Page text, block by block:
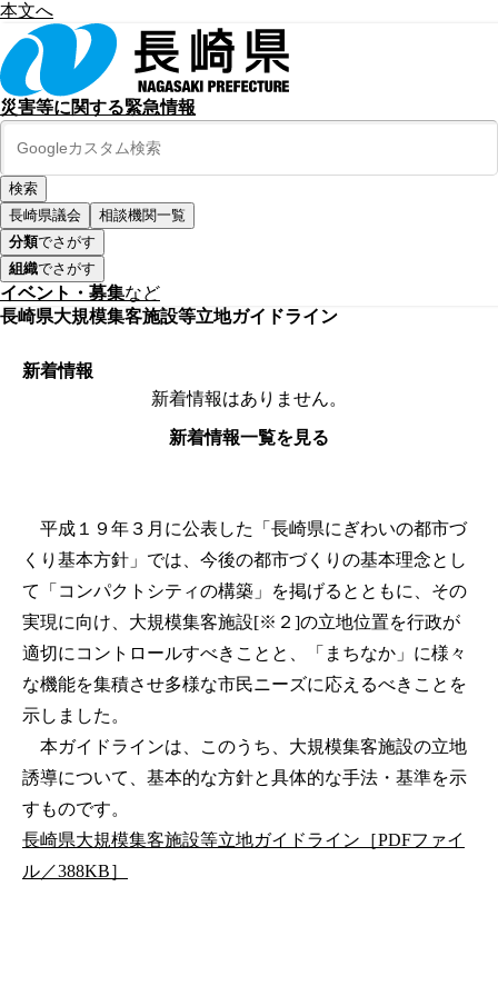
本文へ
災害等に関する緊急情報
長崎県議会
相談機関一覧
分類でさがす
組織でさがす
イベント・募集など
長崎県大規模集客施設等立地ガイドライン
新着情報
新着情報はありません。
新着情報一覧を見る
平成１９年３月に公表した「長崎県にぎわいの都市づ
くり基本方針」では、今後の都市づくりの基本理念とし
て「コンパクトシティの構築」を掲げるとともに、その
実現に向け、大規模集客施設[※２]の立地位置を行政が
適切にコントロールすべきことと、「まちなか」に様々
な機能を集積させ多様な市民ニーズに応えるべきことを
示しました。
本ガイドラインは、このうち、大規模集客施設の立地
誘導について、基本的な方針と具体的な手法・基準を示
すものです。
長崎県大規模集客施設等立地ガイドライン［PDFファイ
ル／388KB］